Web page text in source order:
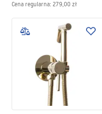
Cena regularna: 279,00 zł